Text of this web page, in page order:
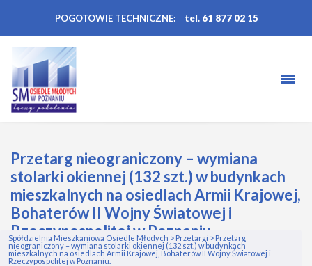
POGOTOWIE TECHNICZNE: tel. 61 877 02 15
Przetarg nieograniczony – wymiana
stolarki okiennej (132 szt.) w budynkach
mieszkalnych na osiedlach Armii Krajowej,
Bohaterów II Wojny Światowej i
Rzeczypospolitej w Poznaniu.
Spółdzielnia Mieszkaniowa Osiedle Młodych > Przetargi > Przetarg
nieograniczony – wymiana stolarki okiennej (132 szt.) w budynkach
mieszkalnych na osiedlach Armii Krajowej, Bohaterów II Wojny Światowej i
Rzeczypospolitej w Poznaniu.